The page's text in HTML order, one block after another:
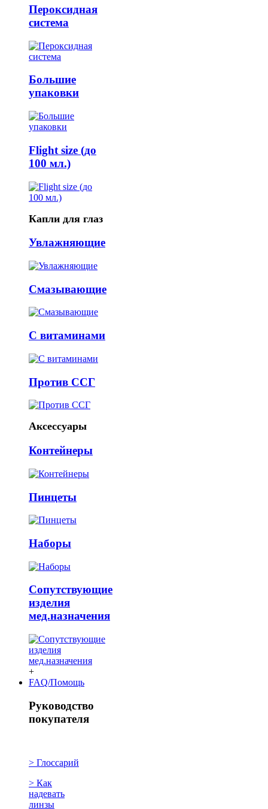
Пероксидная
система
Большие
упаковки
Flight size (до
100 мл.)
Капли для глаз
Увлажняющие
Смазывающие
С витаминами
Против ССГ
Аксессуары
Контейнеры
Пинцеты
Наборы
Сопутствующие
изделия
мед.назначения
+
FAQ/Помощь
Руководство
покупателя
> Глоссарий
> Как
надевать
линзы